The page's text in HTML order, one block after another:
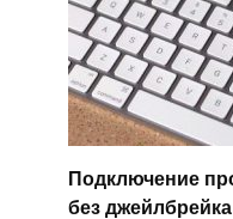
Подключение
без джейлбрейка